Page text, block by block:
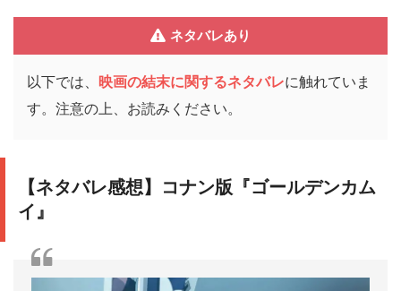
ネタバレあり
以下では、 映画の結末に関するネタバレに触れていま
す。注意の上、お読みください。
【ネタバレ感想】コナン版『ゴールデンカム
イ』